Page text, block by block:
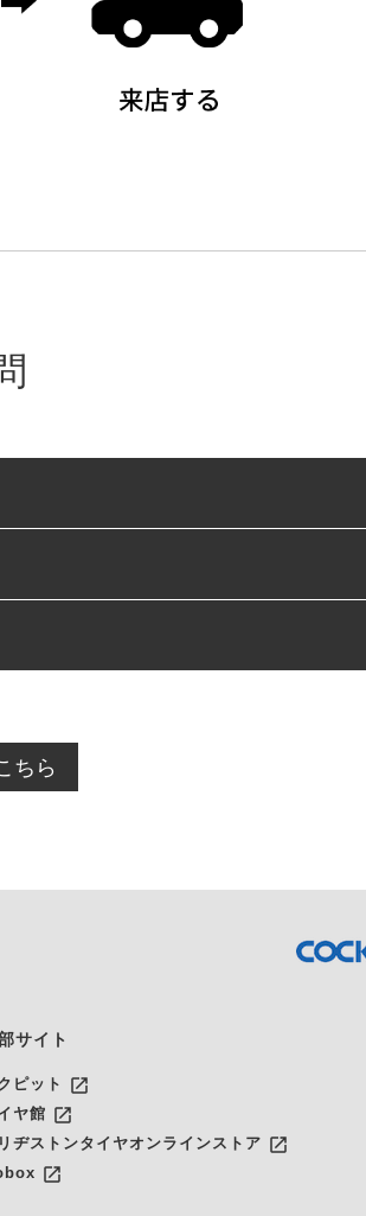
直接ご予約いただいた店舗へご連絡くださ
ちら
サイト
ピット launch
ヤ館 launch
ヂストンタイヤオンラインストア launch
launch